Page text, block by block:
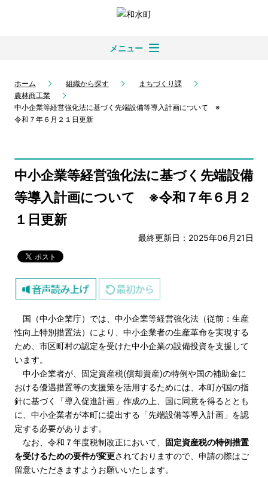
メニュー
ホーム 組織から探す
まちづくり課
農林商工業
中小企業等経営強化法に基づく先端設備等導入計画について ※
令和７年６月２１日更新
中小企業等経営強化法に基づく先端設備
等導入計画について ※令和７年６月２
１日更新
最終更新日：2025年06月21日
国（中小企業庁）では、中小企業等経営強化法（従前：生産
性向上特別措置法）により、中小企業者の生産革命を実現する
ため、市区町村の認定を受けた中小企業の設備投資を支援して
います。
中小企業者が、固定資産税(償却資産)の特例や国の補助金に
おける優遇措置等の支援策を活用するためには、本町が国の指
針に基づく「導入促進計画」作成の上、国に同意を得るととも
に、中小企業者が本町に提出する「先端設備等導入計画」を認
定する必要があります。
なお、令和７年度税制改正において、 固定資産税の特例措置
を受けるための要件が変更されておりますので、申請の際はご
留意いただきますようお願いいたします。